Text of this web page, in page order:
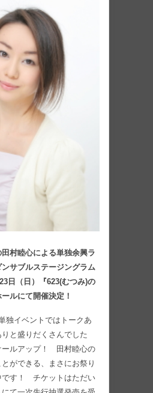
村睦心による単独余興ラ
サブルステージングラム
日（日）『623(むつみ)の
ルにて開催決定！
独イベントではトークあ
と盛りだくさんでした
ールアップ！ 田村睦心の
ができる、まさにお祭り
です！ チケットはただい